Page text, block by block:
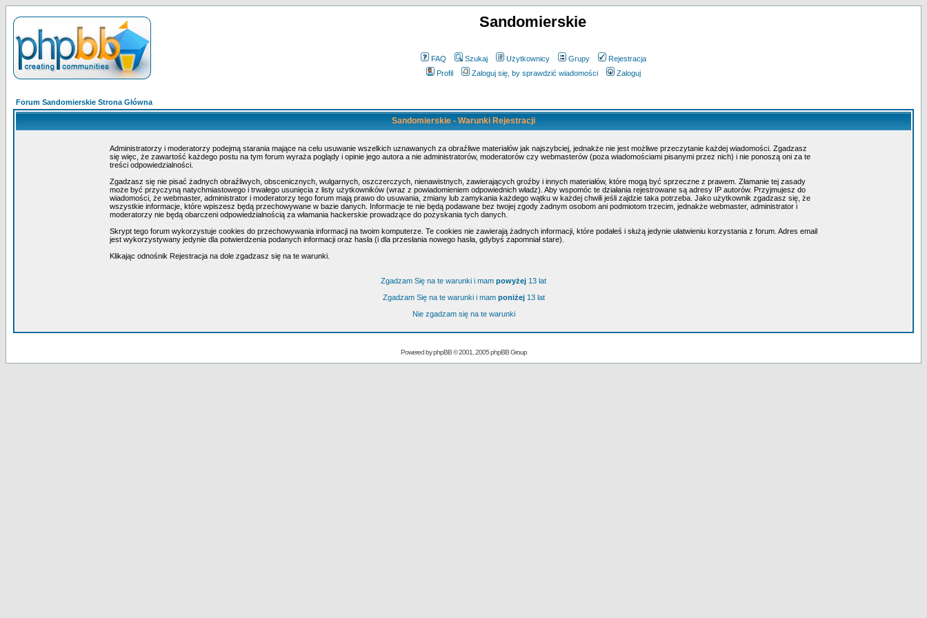
Sandomierskie
FAQ Szukaj Użytkownicy Grupy
Rejestracja
Profil
Zaloguj się, by sprawdzić wiadomości Zaloguj
Forum Sandomierskie Strona Główna
Sandomierskie - Warunki Rejestracji
Administratorzy i moderatorzy podejmą starania mające na celu usuwanie wszelkich uznawanych za obraźliwe materiałów jak najszybciej, jednakże nie jest możliwe przeczytanie każdej wiadomości. Zgadzasz
się więc, że zawartość każdego postu na tym forum wyraża poglądy i opinie jego autora a nie administratorów, moderatorów czy webmasterów (poza wiadomościami pisanymi przez nich) i nie ponoszą oni za te
treści odpowiedzialności.
Zgadzasz się nie pisać żadnych obraźliwych, obscenicznych, wulgarnych, oszczerczych, nienawistnych, zawierających groźby i innych materiałów, które mogą być sprzeczne z prawem. Złamanie tej zasady
może być przyczyną natychmiastowego i trwałego usunięcia z listy użytkowników (wraz z powiadomieniem odpowiednich władz). Aby wspomóc te działania rejestrowane są adresy IP autorów. Przyjmujesz do
wiadomości, że webmaster, administrator i moderatorzy tego forum mają prawo do usuwania, zmiany lub zamykania każdego wątku w każdej chwili jeśli zajdzie taka potrzeba. Jako użytkownik zgadzasz się, że
wszystkie informacje, które wpiszesz będą przechowywane w bazie danych. Informacje te nie będą podawane bez twojej zgody żadnym osobom ani podmiotom trzecim, jednakże webmaster, administrator i
moderatorzy nie będą obarczeni odpowiedzialnością za włamania hackerskie prowadzące do pozyskania tych danych.
Skrypt tego forum wykorzystuje cookies do przechowywania informacji na twoim komputerze. Te cookies nie zawierają żadnych informacji, które podałeś i służą jedynie ułatwieniu korzystania z forum. Adres email
jest wykorzystywany jedynie dla potwierdzenia podanych informacji oraz hasła (i dla przesłania nowego hasła, gdybyś zapomniał stare).
Klikając odnośnik Rejestracja na dole zgadzasz się na te warunki.
Zgadzam Się na te warunki i mam powyżej 13 lat
Zgadzam Się na te warunki i mam poniżej13 lat
Nie zgadzam się na te warunki
Powered byphpBB© 2001, 2005 phpBB Group